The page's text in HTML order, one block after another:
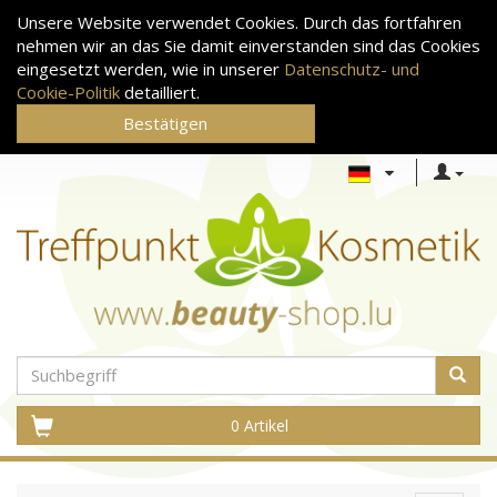
Unsere Website verwendet Cookies. Durch das fortfahren
nehmen wir an das Sie damit einverstanden sind das Cookies
eingesetzt werden, wie in unserer Datenschutz- und
Cookie-Politik detailliert.
Bestätigen
0 Artikel